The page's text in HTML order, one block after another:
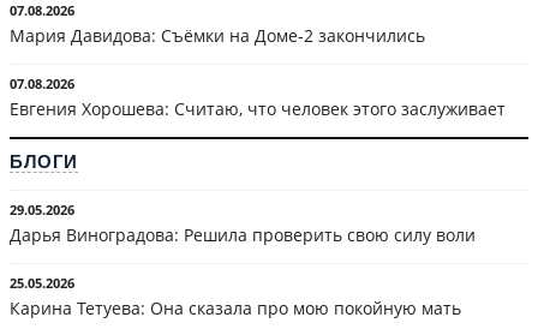
07.08.2026
Мария Давидова: Съёмки на Доме-2 закончились
07.08.2026
Евгения Хорошева: Считаю, что человек этого заслуживает
БЛОГИ
29.05.2026
Дарья Виноградова: Решила проверить свою силу воли
25.05.2026
Карина Тетуева: Она сказала про мою покойную мать